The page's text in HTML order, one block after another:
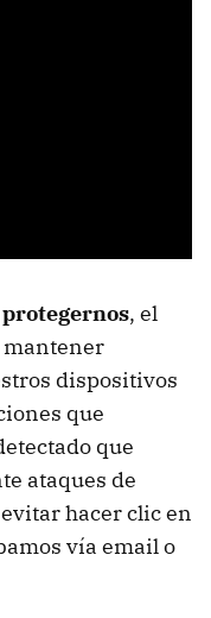
, el
mantener
dispositivos
que
que
ataques de
hacer clic en
vía email o